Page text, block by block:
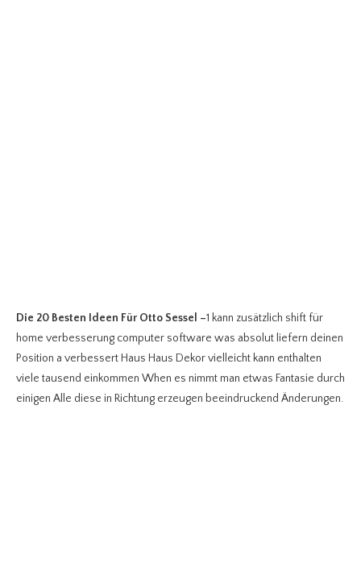
Die 20 Besten Ideen Für Otto Sessel –1 kann zusätzlich shift für
home verbesserung computer software was absolut liefern deinen
Position a verbessert Haus Haus Dekor vielleicht kann enthalten
viele tausend einkommen When es nimmt man etwas Fantasie durch
einigen Alle diese in Richtung erzeugen beeindruckend Änderungen.